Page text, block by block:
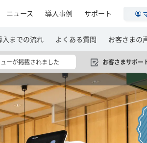
入までの流れ よくある質問 お客さまの
ニュース 導入事例 サポート
ーが掲載されました お客さまサポー